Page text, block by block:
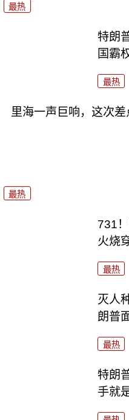
最热
特朗
国霸
最热
里海一声巨响，这次差
最热
731
火烧
最热
灭人
朗普
最热
特朗
手就